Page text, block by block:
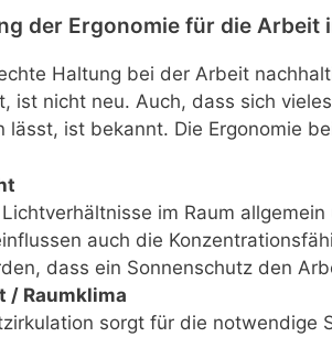
der Ergonomie für die Arbeit
Haltung bei der Arbeit
ist nicht neu. Auch, dass sich
lässt, ist bekannt. Die Ergonomie
Lichtverhältnisse im Raum
auch die
dass ein Sonnenschutz den
/ Raumklima
sorgt für die notwendige